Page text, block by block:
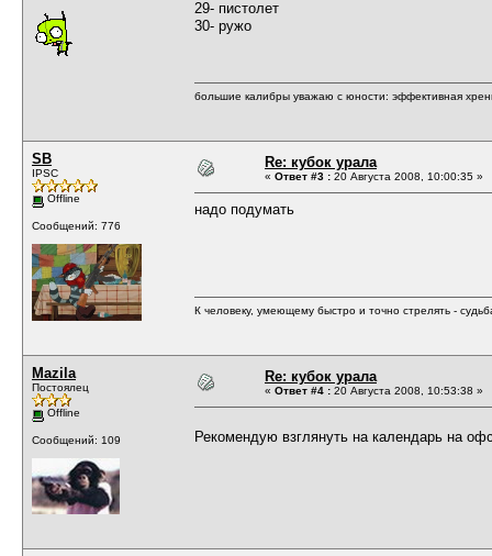
29- пистолет
30- ружо
большие калибры уважаю с юности: эффективная
SB
IPSC
Offline
Сообщений: 776
Re: кубок урала
« Ответ #3 : 20 Августа 2008, 10:00:35 »
надо подумать
К человеку, умеющему быстро и точно стрелять -
Mazila
Постоялец
Offline
Сообщений: 109
Re: кубок урала
« Ответ #4 : 20 Августа 2008, 10:53:38 »
Рекомендую взглянуть на календарь на